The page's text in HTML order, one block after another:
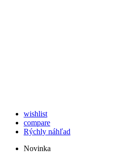
wishlist
compare
Rýchly náhľad
Novinka